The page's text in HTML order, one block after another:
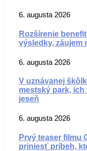
6. augusta 2026
Rozšírenie
výsledky, záujem
6. augusta 2026
V uznávanej
mestský park,
jeseň
6. augusta 2026
Prvý teaser filmu
priniesť príbeh,